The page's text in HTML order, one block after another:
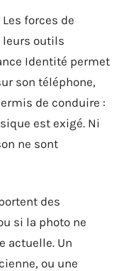
forces de
leurs outils
Identité permet
son téléphone,
de conduire :
est exigé. Ni
ne sont
des
si la photo ne
actuelle. Un
ou une